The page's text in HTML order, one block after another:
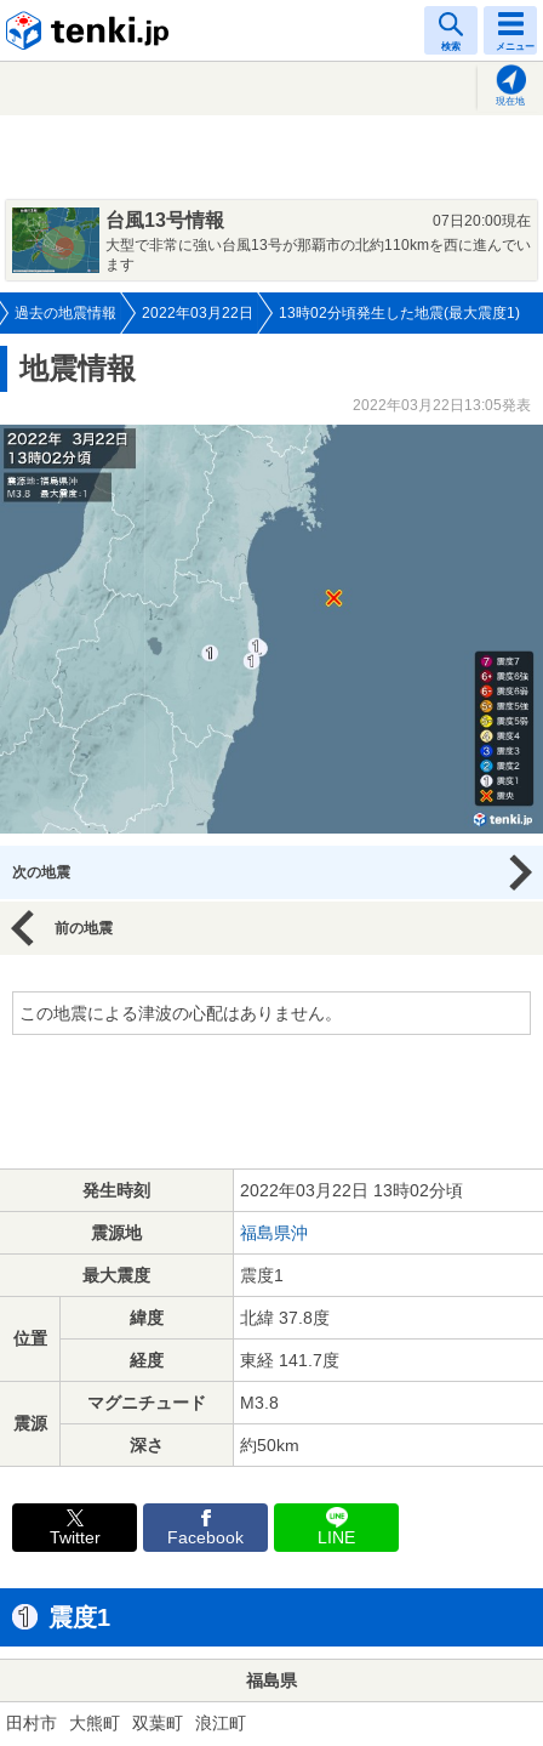
検索 メニュー
現在地
台風13号情報
07日20:00現在
大型で非常に強い台風13号が那覇市の北約110kmを西に進んでい
ます
過去の地震情報 2022年03月22日 13時02分頃発生した地震(最大震度1)
地震情報
2022年03月22日13:05発表
次の地震
前の地震
この地震による津波の心配はありません。
発生時刻 2022年03月22日 13時02分頃
震源地 福島県沖
最大震度 震度1
位置
緯度 北緯 37.8度
経度 東経 141.7度
震源
マグニチュード M3.8
深さ 約50km
Twitter Facebook LINE
震度1
福島県
田村市 大熊町 双葉町 浪江町